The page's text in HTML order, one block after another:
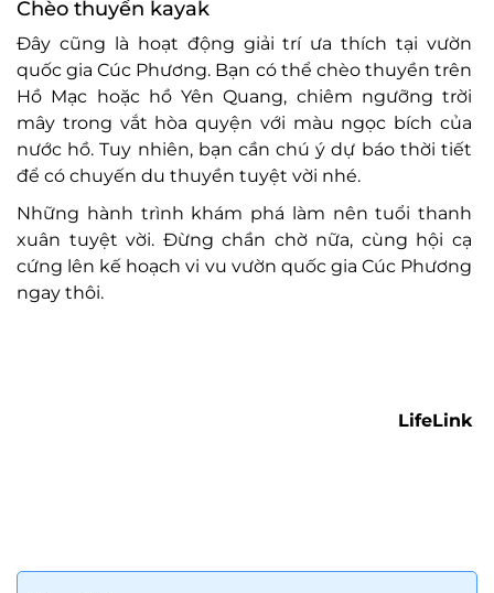
Chèo thuyền kayak
Đây cũng là hoạt động giải trí ưa thích tại vườn
quốc gia Cúc Phương. Bạn có thể chèo thuyền trên
Hồ Mạc hoặc hồ Yên Quang, chiêm ngưỡng trời
mây trong vắt hòa quyện với màu ngọc bích của
nước hồ. Tuy nhiên, bạn cần chú ý dự báo thời tiết
để có chuyến du thuyền tuyệt vời nhé.
Những hành trình khám phá làm nên tuổi thanh
xuân tuyệt vời. Đừng chần chờ nữa, cùng hội cạ
cứng lên kế hoạch vi vu vườn quốc gia Cúc Phương
ngay thôi.
LifeLink